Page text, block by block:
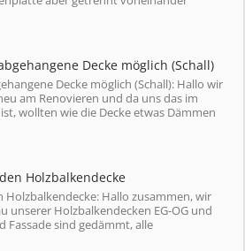
Decke möglich (Schall)
Decke möglich (Schall): Hallo wir
am Renovieren und da uns das im
wollten wie die Decke etwas Dämmen
Holzbalkendecke
Holzbalkendecke: Hallo zusammen, wir
unserer Holzbalkendecken EG-OG und
Fassade sind gedämmt, alle